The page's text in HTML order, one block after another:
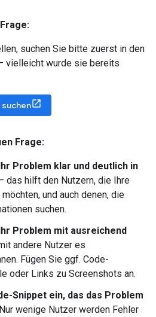
suchen Sie bitte zuerst in den
vielleicht wurde sie bereits
suchen
Frage:
Problem klar und deutlich in
das hilft den Nutzern, die Ihre
und auch denen, die
suchen.
Problem mit ausreichend
andere Nutzer es
Fügen Sie ggf. Code-
oder Links zu Screenshots an.
Snippet ein, das das Problem
Nur wenige Nutzer werden Fehler